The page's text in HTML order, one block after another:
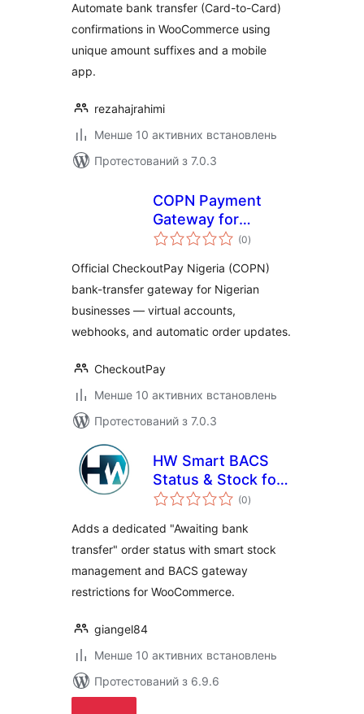
Automate bank transfer (Card-to-Card)
confirmations in WooCommerce using
unique amount suffixes and a mobile
app.
rezahajrahimi
Менше 10 активних встановлень
Протестований з 7.0.3
COPN Payment
Gateway for
Nigerian
(0загальний
рейтинг
)
Official CheckoutPay Nigeria (COPN)
bank-transfer gateway for Nigerian
businesses — virtual accounts,
webhooks, and automatic order updates.
CheckoutPay
Менше 10 активних встановлень
Протестований з 7.0.3
HW Smart BACS
Status & Stock for
WooCommerce
(0загальний
рейтинг
)
Adds a dedicated "Awaiting bank
transfer" order status with smart stock
management and BACS gateway
restrictions for WooCommerce.
giangel84
Менше 10 активних встановлень
Протестований з 6.9.6